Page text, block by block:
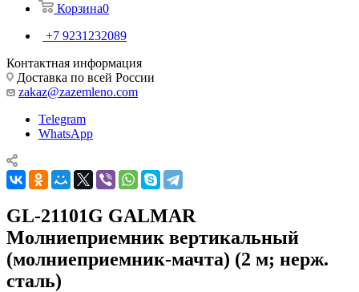
Корзина0
+7 9231232089
Контактная информация
Доставка по всей России
zakaz@zazemleno.com
Telegram
WhatsApp
GL-21101G GALMAR
Молниеприемник вертикальный
(молниеприемник-мачта) (2 м; нерж.
сталь)